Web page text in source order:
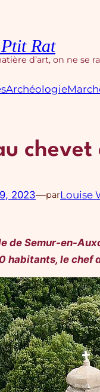
Rat
d’art, on ne se
Archéologie
2023—parLouise
de Semur-en-
habitants, le chef